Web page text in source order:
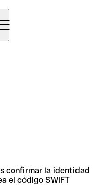
confirmar la identidad
el código SWIFT